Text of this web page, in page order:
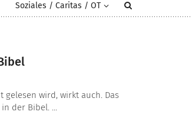
Soziales / Caritas / OT
gelesen wird, wirkt auch. Das
der Bibel. ...